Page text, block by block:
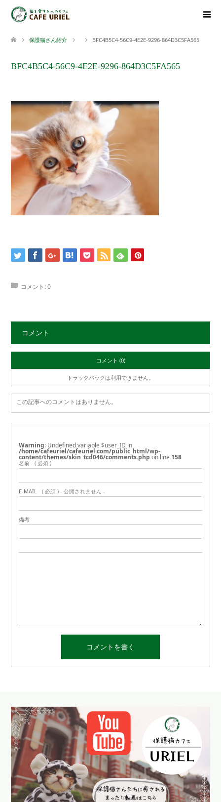
保護猫さん紹介 BFC4B5C4-56C9-4E2E-9296-864D3C5FA565
BFC4B5C4-56C9-4E2E-9296-864D3C5FA565
コメント:0
コメント
コメント (0)
トラックバックは利用できません。
この記事へのコメントはありません。
Warning : Undefined variable $user_ID in
/home/cafeuriel/cafeuriel.com/public_html/wp-
content/themes/skin_tcd046/comments.php on line 158
名前 ( 必須 )
E-MAIL ( 必須 ) - 公開されません -
備考